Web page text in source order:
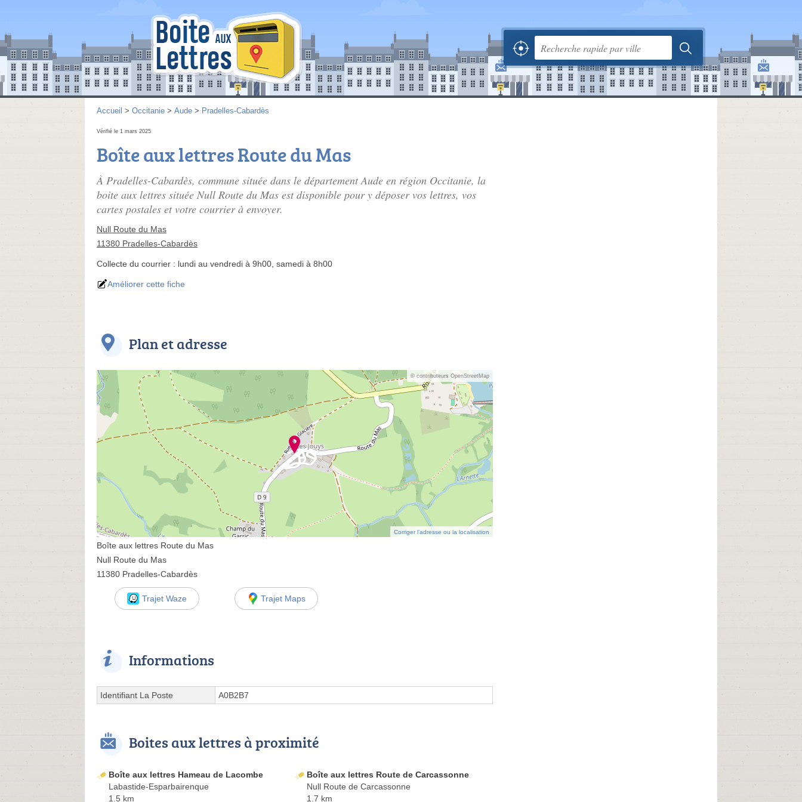
Accueil > Occitanie > Aude > Pradelles-Cabardès
Vérifié le 1 mars 2025
Boîte aux lettres Route du Mas
À Pradelles-Cabardès, commune située dans le département Aude en région Occitanie, la
boite aux lettres située Null Route du Mas est disponible pour y déposer vos lettres, vos
cartes postales et votre courrier à envoyer.
Null Route du Mas
11380 Pradelles-Cabardès
Collecte du courrier : lundi au vendredi à 9h00, samedi à 8h00
Améliorer cette fiche
Plan et adresse
© contributeurs OpenStreetMap
Corriger l’adresse ou la localisation
Boîte aux lettres Route du Mas
Null Route du Mas
11380 Pradelles-Cabardès
Trajet Waze Trajet Maps
Informations
Identifiant La Poste A0B2B7
Boites aux lettres à proximité
Boîte aux lettres Hameau de Lacombe
Labastide-Esparbairenque
1.5 km
Boîte aux lettres Route de Carcassonne
Null Route de Carcassonne
1.7 km